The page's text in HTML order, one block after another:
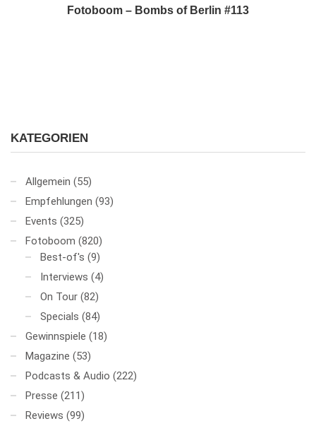
Fotoboom – Bombs of Berlin #113
KATEGORIEN
Allgemein (55)
Empfehlungen (93)
Events (325)
Fotoboom (820)
Best-of's (9)
Interviews (4)
On Tour (82)
Specials (84)
Gewinnspiele (18)
Magazine (53)
Podcasts & Audio (222)
Presse (211)
Reviews (99)